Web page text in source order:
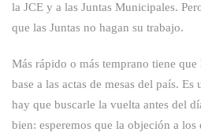
la JCE y a las Juntas Municipales.
que las Juntas no hagan su trabajo.
Más rápido o más temprano tiene
base a las actas de mesas del país.
hay que buscarle la vuelta antes del
bien: esperemos que la objeción a los